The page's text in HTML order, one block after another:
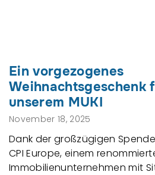
Ein vorgezogenes
Weihnachtsgeschenk
unserem MUKI
November 18, 2025
Dank der großzügigen
CPI Europe, einem
Immobilienunternehmen mit